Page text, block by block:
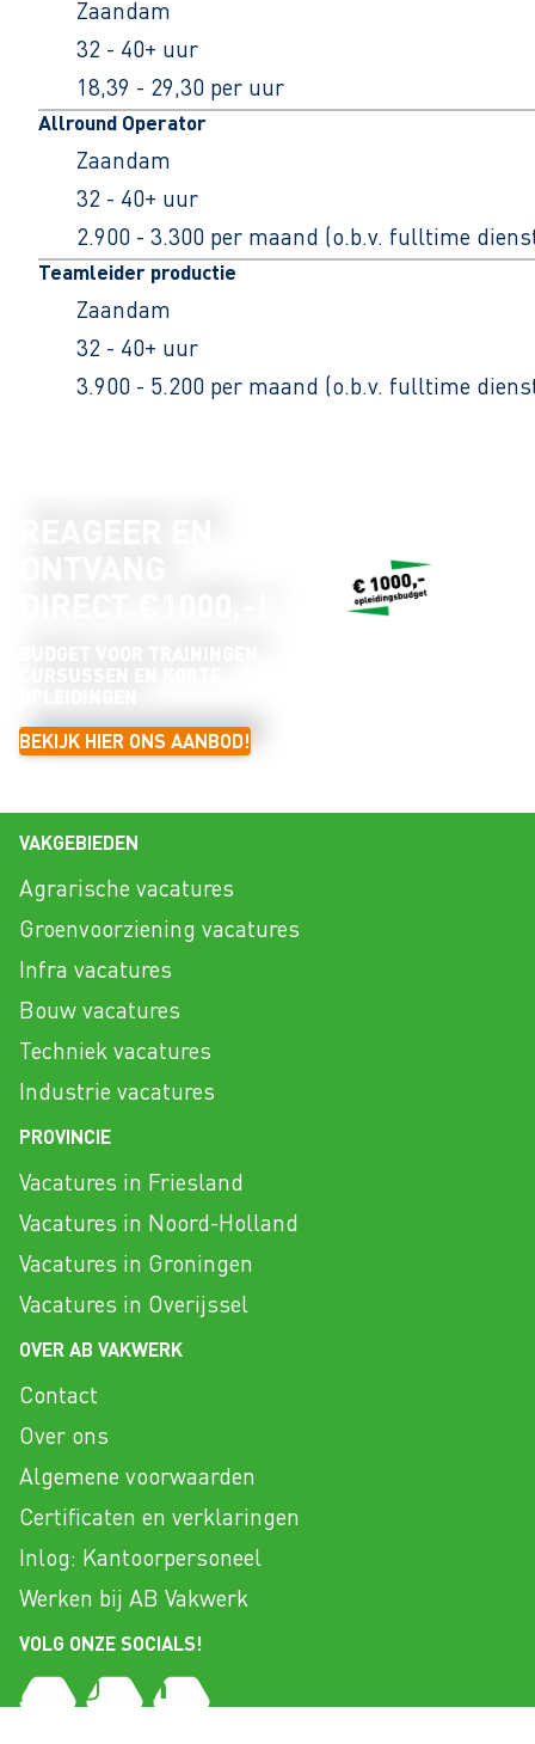
Zaandam
32 - 40+ uur
18,39 - 29,30 per uur
Allround Operator
Zaandam
32 - 40+ uur
2.900 - 3.300 per maand (o.b.v. fulltime
Teamleider productie
Zaandam
32 - 40+ uur
3.900 - 5.200 per maand (o.b.v. fulltime
BEKIJK HIER ONS AANBOD!
VAKGEBIEDEN
Agrarische vacatures
Groenvoorziening vacatures
Infra vacatures
Bouw vacatures
Techniek vacatures
Industrie vacatures
PROVINCIE
Vacatures in Friesland
Vacatures in Noord-Holland
Vacatures in Groningen
Vacatures in Overijssel
OVER AB VAKWERK
Contact
Over ons
Algemene voorwaarden
Certificaten en verklaringen
Inlog: Kantoorpersoneel
Werken bij AB Vakwerk
VOLG ONZE SOCIALS!